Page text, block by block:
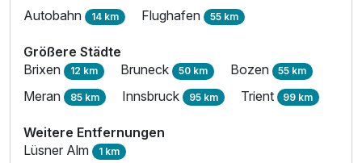
Autobahn 14 km Flughafen 55 km
Größere Städte
Brixen 12 km Bruneck 50 km Bozen 55 km
Meran 85 km Innsbruck 95 km Trient 99 km
Weitere Entfernungen
Lüsner Alm 1 km